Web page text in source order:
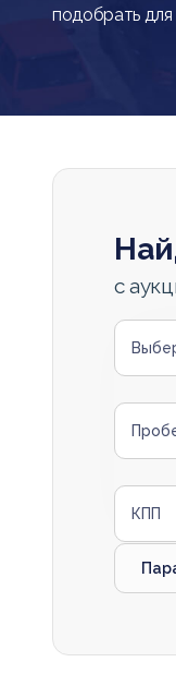
подобрать
с
КПП